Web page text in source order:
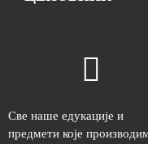
Све наше едукације и
предмети које